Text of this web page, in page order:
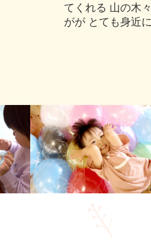
てくれる 山の木
がが とても身近